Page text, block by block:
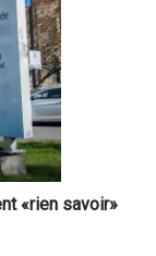
«rien savoir»